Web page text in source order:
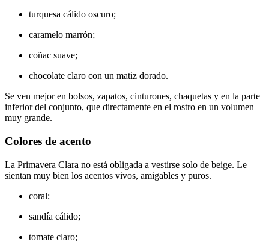
turquesa cálido oscuro;
caramelo marrón;
coñac suave;
chocolate claro con un matiz dorado.
Se ven mejor en bolsos, zapatos, cinturones, chaquetas y en la parte
inferior del conjunto, que directamente en el rostro en un volumen
muy grande.
Colores de acento
La Primavera Clara no está obligada a vestirse solo de beige. Le
sientan muy bien los acentos vivos, amigables y puros.
coral;
sandía cálido;
tomate claro;